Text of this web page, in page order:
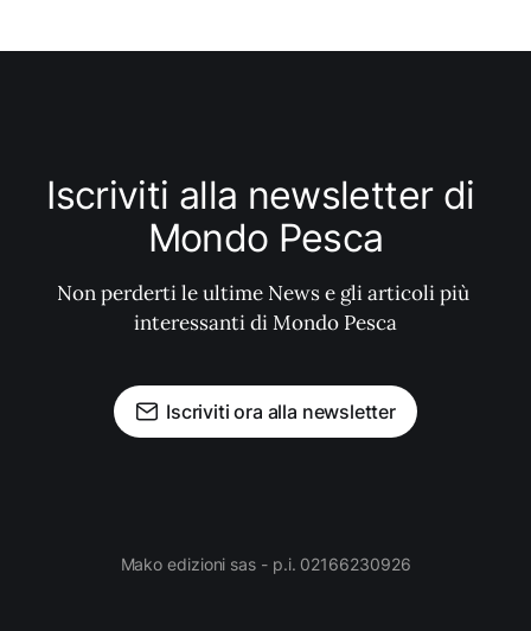
Iscriviti alla newsletter di
Mondo Pesca
Non perderti le ultime News e gli articoli più
interessanti di Mondo Pesca
Iscriviti ora alla newsletter
Mako edizioni sas - p.i. 02166230926